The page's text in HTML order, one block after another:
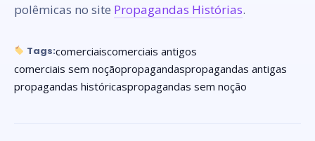
polêmicas no site Propagandas Histórias.
Tags:comerciaiscomerciais antigos
comerciais sem noçãopropagandaspropagandas antigas
propagandas históricaspropagandas sem noção